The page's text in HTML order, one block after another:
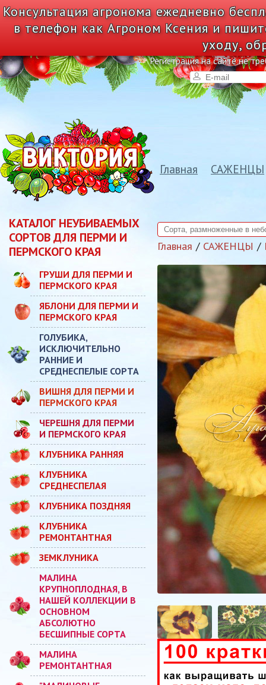
Консультация агронома ежедневно
в телефон как Агроном Ксения и
уходу,
Регистрация на сайте не
Главная САЖЕНЦЫ
КАТАЛОГ НЕУБИВАЕМЫХ
СОРТОВ ДЛЯ ПЕРМИ И
ПЕРМСКОГО КРАЯ
ГРУШИ ДЛЯ ПЕРМИ И
ПЕРМСКОГО КРАЯ
ЯБЛОНИ ДЛЯ ПЕРМИ И
ПЕРМСКОГО КРАЯ
ГОЛУБИКА,
ИСКЛЮЧИТЕЛЬНО
РАННИЕ И
СРЕДНЕСПЕЛЫЕ СОРТА
ВИШНЯ ДЛЯ ПЕРМИ И
ПЕРМСКОГО КРАЯ
ЧЕРЕШНЯ ДЛЯ ПЕРМИ
И ПЕРМСКОГО КРАЯ
КЛУБНИКА РАННЯЯ
КЛУБНИКА
СРЕДНЕСПЕЛАЯ
КЛУБНИКА ПОЗДНЯЯ
КЛУБНИКА
РЕМОНТАНТНАЯ
ЗЕМКЛУНИКА
МАЛИНА
КРУПНОПЛОДНАЯ, В
НАШЕЙ КОЛЛЕКЦИИ В
ОСНОВНОМ
АБСОЛЮТНО
БЕСШИПНЫЕ СОРТА
МАЛИНА
РЕМОНТАНТНАЯ
Главная САЖЕНЦЫ